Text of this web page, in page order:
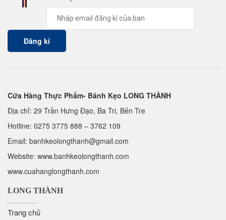
Cửa Hàng Thực Phẩm- Bánh Kẹo LONG THÀNH
Địa chỉ: 29 Trần Hưng Đạo, Ba Tri, Bến Tre
Hotline: 0275 3775 888 – 3762 109
Email: banhkeolongthanh@gmail.com
Website: www.banhkeolongthanh.com
www.cuahanglongthanh.com
LONG THÀNH
Trang chủ